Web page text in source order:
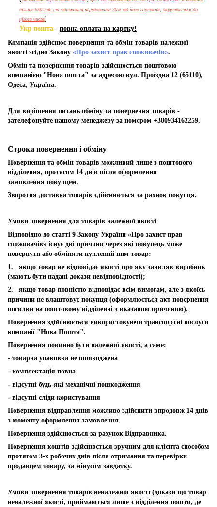
більше 650 грн, то мінімальна передоплата 30% від його вартості, округлюється до
цілого числа)
Укр пошта - повна оплата на картку!
Компанія здійснює повернення та обмін товарів належної
якості згідно Закону «Про захист прав споживачів».
Обмін та повернення товарів здійснюється поштовою
компанією "Нова пошта" за адресою вул. Проїздна 12 (65110),
Одеса, Україна.
Для вирішення питань обміну та повернення товарів -
зателефонуйте нашому менеджеру за номером +380934162259.
Строки повернення і обміну
Повернення та обмін товарів можливий лише з поштового
відділення, протягом 14 днів після оформлення
замовлення покупцем.
Зворотня доставка товарів здійснюється за рахнок покупця.
Умови повернення для товарів належної якості
Відповідно до статті 9 Закону України «Про захист прав
споживачів» існує дві причини через які покупець може
повернути або обміняти куплений ним товар:
1. якщо товар не відповідає якості про яку заявляв виробник
(мають бути надані докази невідповідності);
2. якщо товар повністю відповідає всім вимогам, але з якоїсь
причини не влаштовує покупця (оформлюється акт повернення
посилки на поштовому відділенні з вказаною причиною).
Повернення здійснюється використовуючи транспортні послуги
компанії "Нова Пошта".
Повернення повинно бути належної якості, а саме:
- товарна упаковка не пошкоджена
- комплектація повна
- відсутні будь-які механічні пошкодження
- відсутні сліди користування
Повернення відправлення можливо здійснити впродовж 14 днів
з моменту оформлення замовлення.
Повернення здійснюється за рахунок Відправника.
Повернення коштів здійснюється зручним для клієнта способом
протягом 3-х робочих днів після отримання та перевірки
продавцем товару, за мінусом завдатку.
Умови повернення товарів неналежної якості (докази що товар
неналежної якості, приймаються лише з відділення пошти, де